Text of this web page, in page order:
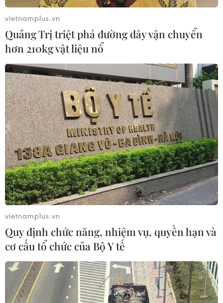
vietnamplus.vn
Quảng Trị triệt phá đường dây vận chuyển
hơn 210kg vật liệu nổ
vietnamplus.vn
Quy định chức năng, nhiệm vụ, quyền hạn và
cơ cấu tổ chức của Bộ Y tế